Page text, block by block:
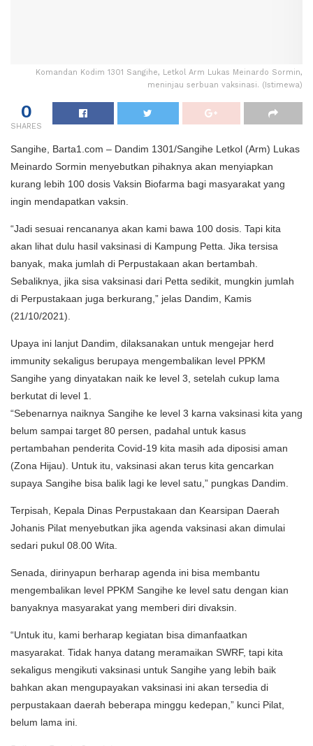
Komandan Kodim 1301 Sangihe, Letkol Arm Lukas Meinardo Sormin,
meninjau serbuan vaksinasi. (Istimewa)
0
SHARES
Sangihe, Barta1.com – Dandim 1301/Sangihe Letkol (Arm) Lukas
Meinardo Sormin menyebutkan pihaknya akan menyiapkan
kurang lebih 100 dosis Vaksin Biofarma bagi masyarakat yang
ingin mendapatkan vaksin.
“Jadi sesuai rencananya akan kami bawa 100 dosis. Tapi kita
akan lihat dulu hasil vaksinasi di Kampung Petta. Jika tersisa
banyak, maka jumlah di Perpustakaan akan bertambah.
Sebaliknya, jika sisa vaksinasi dari Petta sedikit, mungkin jumlah
di Perpustakaan juga berkurang,” jelas Dandim, Kamis
(21/10/2021).
Upaya ini lanjut Dandim, dilaksanakan untuk mengejar herd
immunity sekaligus berupaya mengembalikan level PPKM
Sangihe yang dinyatakan naik ke level 3, setelah cukup lama
berkutat di level 1.
“Sebenarnya naiknya Sangihe ke level 3 karna vaksinasi kita yang
belum sampai target 80 persen, padahal untuk kasus
pertambahan penderita Covid-19 kita masih ada diposisi aman
(Zona Hijau). Untuk itu, vaksinasi akan terus kita gencarkan
supaya Sangihe bisa balik lagi ke level satu,” pungkas Dandim.
Terpisah, Kepala Dinas Perpustakaan dan Kearsipan Daerah
Johanis Pilat menyebutkan jika agenda vaksinasi akan dimulai
sedari pukul 08.00 Wita.
Senada, dirinyapun berharap agenda ini bisa membantu
mengembalikan level PPKM Sangihe ke level satu dengan kian
banyaknya masyarakat yang memberi diri divaksin.
“Untuk itu, kami berharap kegiatan bisa dimanfaatkan
masyarakat. Tidak hanya datang meramaikan SWRF, tapi kita
sekaligus mengikuti vaksinasi untuk Sangihe yang lebih baik
bahkan akan mengupayakan vaksinasi ini akan tersedia di
perpustakaan daerah beberapa minggu kedepan,” kunci Pilat,
belum lama ini.